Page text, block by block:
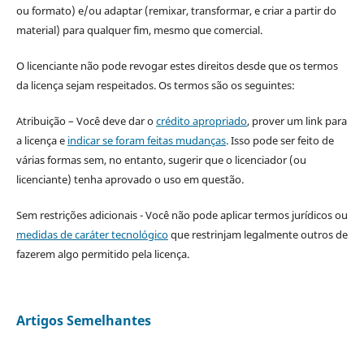
ou formato) e/ou adaptar (remixar, transformar, e criar a partir do
material) para qualquer fim, mesmo que comercial.
O licenciante não pode revogar estes direitos desde que os termos
da licença sejam respeitados. Os termos são os seguintes:
Atribuição – Você deve dar ocrédito apropriado, prover um link para
a licença e indicar se foram feitas mudanças. Isso pode ser feito de
várias formas sem, no entanto, sugerir que o licenciador (ou
licenciante) tenha aprovado o uso em questão.
Sem restrições adicionais - Você não pode aplicar termos jurídicos ou
medidas de caráter tecnológicoque restrinjam legalmente outros de
fazerem algo permitido pela licença.
Artigos Semelhantes